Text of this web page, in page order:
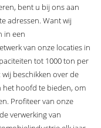
bent u bij ons aan
adressen. Want wij
in een
van onze locaties in
tot 1000 ton per
beschikken over de
het hoofd te bieden, om
Profiteer van onze
verwerking van